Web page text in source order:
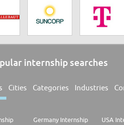
internship searches
Cities Categories Industries
Germany Internship USA